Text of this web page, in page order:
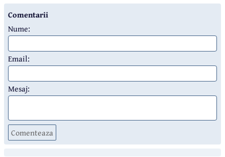
Comentarii
Nume:
Email:
Mesaj:
Comenteaza